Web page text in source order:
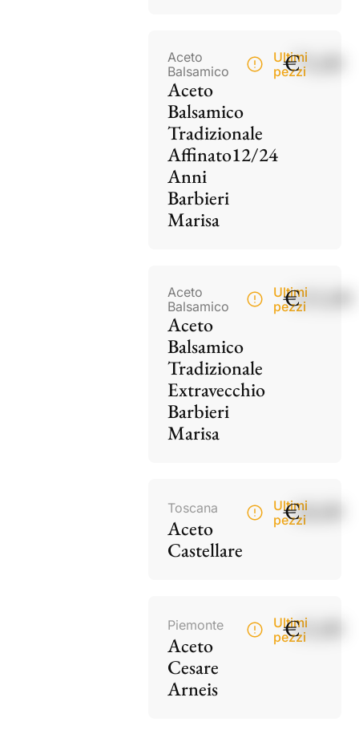
Aceto
Balsamico
Aceto
Balsamico
Tradizionale
Affinato12/24
Anni
Barbieri
Marisa
Ultimi
pezzi
€75,00
Aceto
Balsamico
Aceto
Balsamico
Tradizionale
Extravecchio
Barbieri
Marisa
Ultimi
pezzi
€115,00
Toscana
Aceto
Castellare
Ultimi
pezzi
€18,00
Piemonte
Aceto
Cesare
Arneis
Ultimi
pezzi
€15,00